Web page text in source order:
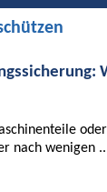
nach wenigen